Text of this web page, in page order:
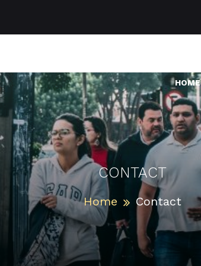
HOME
CONTACT
Home Contact